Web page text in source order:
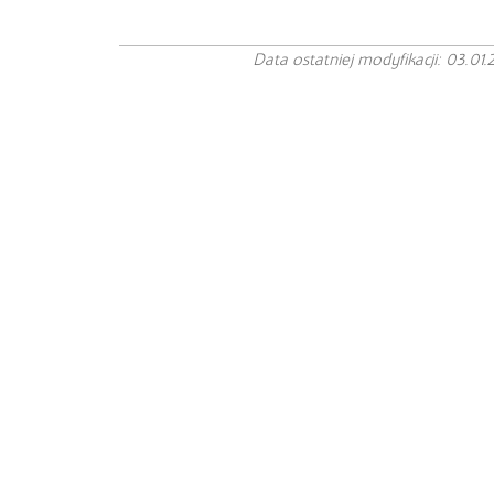
Data ostatniej modyfikacji: